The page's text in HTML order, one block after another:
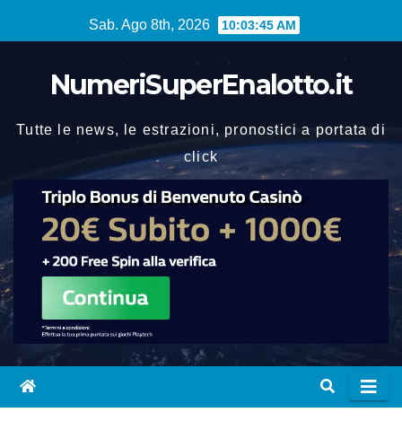
al
Sab. Ago 8th, 2026 10:03:46 AM
NumeriSuperEnalotto.it
Tutte le news, le estrazioni, pronostici a portata di
click